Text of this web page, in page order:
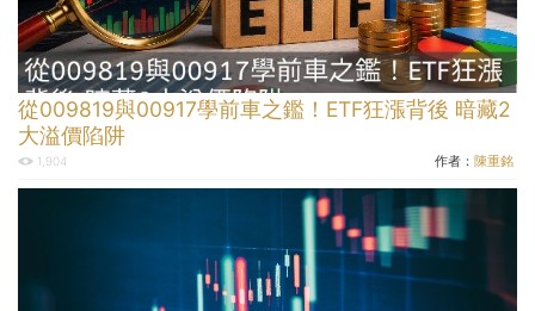
從009819與00917學前車之鑑！ETF狂漲背後 暗藏2
大溢價陷阱
1,904 作者： 陳重銘